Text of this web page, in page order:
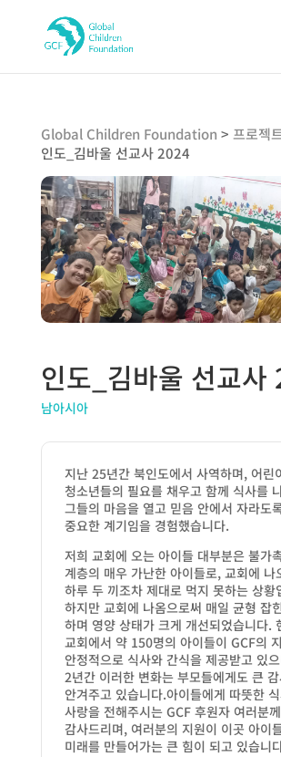
Global Children Foundation > 프로젝
인도_김바울 선교사 2024
인도_김바울 선교사
남아시아
지난 25년간 북인도에서 사역하며, 어린
청소년들의 필요를 채우고 함께 식사를
그들의 마음을 열고 믿음 안에서 자라도
중요한 계기임을 경험했습니다.
저희 교회에 오는 아이들 대부분은 불가
계층의 매우 가난한 아이들로, 교회에 나
하루 두 끼조차 제대로 먹지 못하는 상황
하지만 교회에 나옴으로써 매일 균형 잡
하며 영양 상태가 크게 개선되었습니다.
교회에서 약 150명의 아이들이 GCF의
안정적으로 식사와 간식을 제공받고 있
2년간 이러한 변화는 부모들에게도 큰
안겨주고 있습니다.아이들에게 따뜻한
사랑을 전해주시는 GCF 후원자 여러분
감사드리며, 여러분의 지원이 이곳 아이
미래를 만들어가는 큰 힘이 되고 있습니